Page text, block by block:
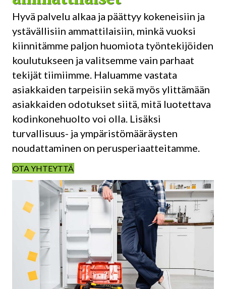
Hyvä palvelu alkaa ja päättyy kokeneisiin ja
ystävällisiin ammattilaisiin, minkä vuoksi
kiinnitämme paljon huomiota työntekijöiden
koulutukseen ja valitsemme vain parhaat
tekijät tiimiimme. Haluamme vastata
asiakkaiden tarpeisiin sekä myös ylittämään
asiakkaiden odotukset siitä, mitä luotettava
kodinkonehuolto voi olla. Lisäksi
turvallisuus- ja ympäristömääräysten
noudattaminen on perusperiaatteitamme.
OTA YHTEYTTÄ